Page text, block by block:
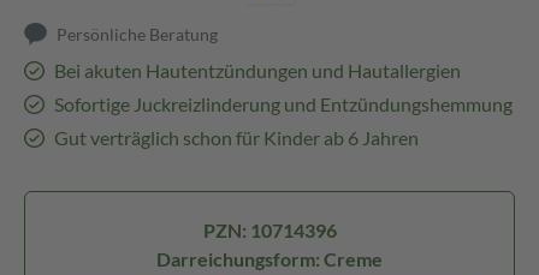
Persönliche Beratung
Bei akuten Hautentzündungen und Hautallergien
Sofortige Juckreizlinderung und Entzündungshemmung
Gut verträglich schon für Kinder ab 6 Jahren
PZN: 10714396
Darreichungsform: Creme